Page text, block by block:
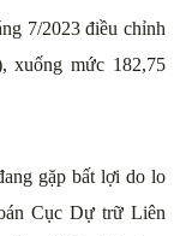
7/2023 điều chỉnh
xuống mức 182,75
gặp bất lợi do lo
Cục Dự trữ Liên